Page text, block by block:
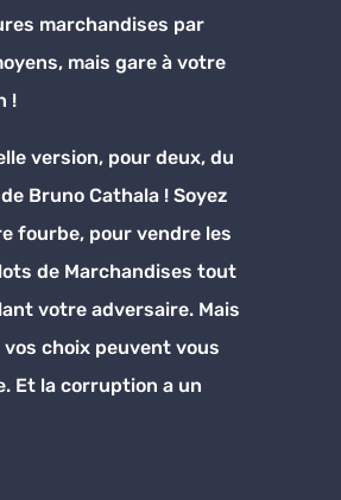
marchandises par
mais gare à votre
!
version, pour deux, du
Bruno Cathala ! Soyez
fourbe, pour vendre les
de Marchandises tout
votre adversaire. Mais
choix peuvent vous
Et la corruption a un